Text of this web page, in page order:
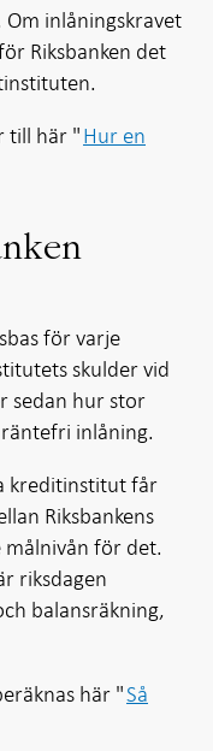
Om inlåningskravet
Riksbanken det
till här "Hur en
för varje
skulder vid
sedan hur stor
inlåning.
kreditinstitut får
Riksbankens
målnivån för det.
riksdagen
balansräkning,
här "Så